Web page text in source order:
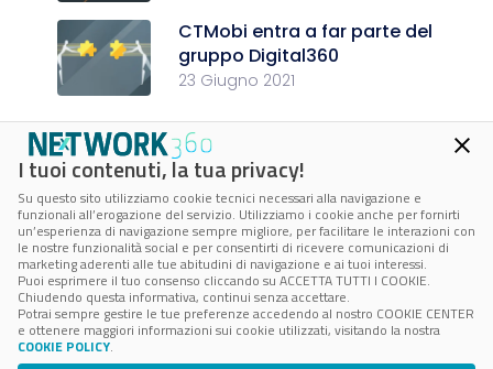
CTMobi entra a far parte del
gruppo Digital360
23 Giugno 2021
CTMobi s.r.l.
P.IVA 05039070874
© 2026 CTMobi - Tutti i diritti riservati - Cookie policy-Cookie Center
I tuoi contenuti, la tua privacy!
Su questo sito utilizziamo cookie tecnici necessari alla navigazione e
funzionali all’erogazione del servizio. Utilizziamo i cookie anche per fornirti
un’esperienza di navigazione sempre migliore, per facilitare le interazioni con
le nostre funzionalità social e per consentirti di ricevere comunicazioni di
marketing aderenti alle tue abitudini di navigazione e ai tuoi interessi.
Puoi esprimere il tuo consenso cliccando su ACCETTA TUTTI I COOKIE.
Chiudendo questa informativa, continui senza accettare.
Potrai sempre gestire le tue preferenze accedendo al nostro COOKIE CENTER
e ottenere maggiori informazioni sui cookie utilizzati, visitando la nostra
COOKIE POLICY.